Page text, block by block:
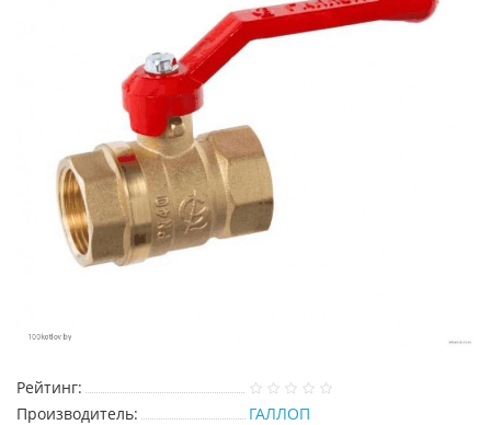
Рейтинг:
Производитель:
ГАЛЛОП